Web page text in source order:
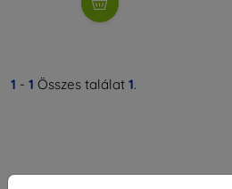
1 - 1 Összes találat 1.